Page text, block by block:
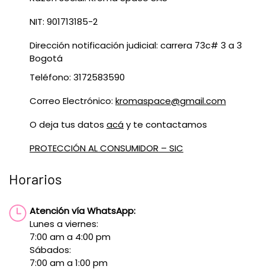
NIT: 901713185-2
Dirección notificación judicial: carrera 73c# 3 a 3
Bogotá
Teléfono: 3172583590
Correo Electrónico: kromaspace@gmail.com
O deja tus datos acáy te contactamos
PROTECCIÓN AL CONSUMIDOR – SIC
Horarios
Atención vía WhatsApp:
Lunes a viernes:
7:00 am a 4:00 pm
Sábados:
7:00 am a 1:00 pm